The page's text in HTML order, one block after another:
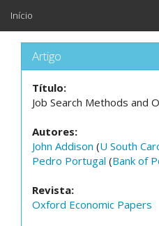
Início
Artigo
Título:
Job Search Methods and
Autores:
John Addison (U South
Pedro Portugal (Bank of
Revista:
Oxford Economic Papers